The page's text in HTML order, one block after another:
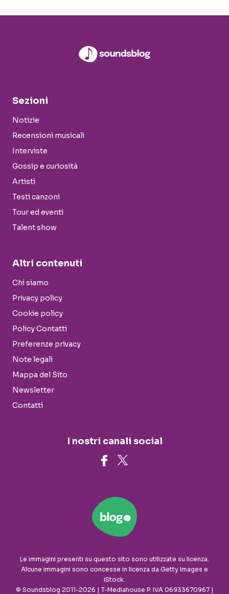
Sezioni
Notizie
Recensioni musicali
Interviste
Gossip e curiosità
Artisti
Testi canzoni
Tour ed eventi
Talent show
Altri contenuti
Chi siamo
Privacy policy
Cookie policy
Policy Contatti
Preferenze privacy
Note legali
Mappa del Sito
Newsletter
Contatti
I nostri canali social
Le immagini presenti su questo sito sono utilizzate su licenza.
Alcune immagini sono concesse in licenza da Getty Images e
iStock.
© Soundsblog 2011-2026 | T-Mediahouse P. IVA 06933670967 |